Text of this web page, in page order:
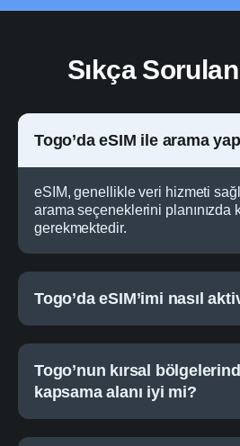
Sıkça
Togo’da eSIM ile arama
eSIM, genellikle veri hizmeti
arama seçeneklerini planınızda
gerekmektedir.
Togo’da eSIM’imi nasıl
Togo’nun kırsal
kapsama alanı iyi mi?